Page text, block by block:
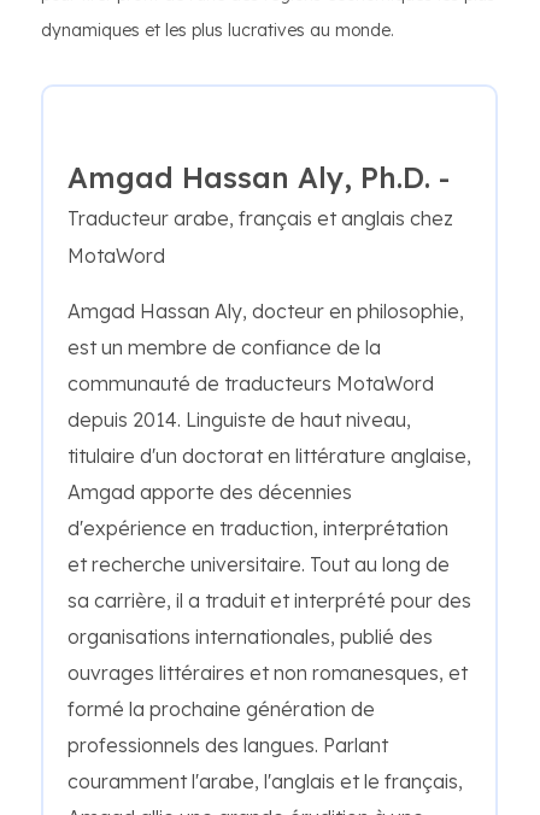
dynamiques et les plus lucratives au monde.
Amgad Hassan Aly, Ph.D. -
Traducteur arabe, français et anglais chez
MotaWord
Amgad Hassan Aly, docteur en philosophie,
est un membre de confiance de la
communauté de traducteurs MotaWord
depuis 2014. Linguiste de haut niveau,
titulaire d'un doctorat en littérature anglaise,
Amgad apporte des décennies
d'expérience en traduction, interprétation
et recherche universitaire. Tout au long de
sa carrière, il a traduit et interprété pour des
organisations internationales, publié des
ouvrages littéraires et non romanesques, et
formé la prochaine génération de
professionnels des langues. Parlant
couramment l'arabe, l'anglais et le français,